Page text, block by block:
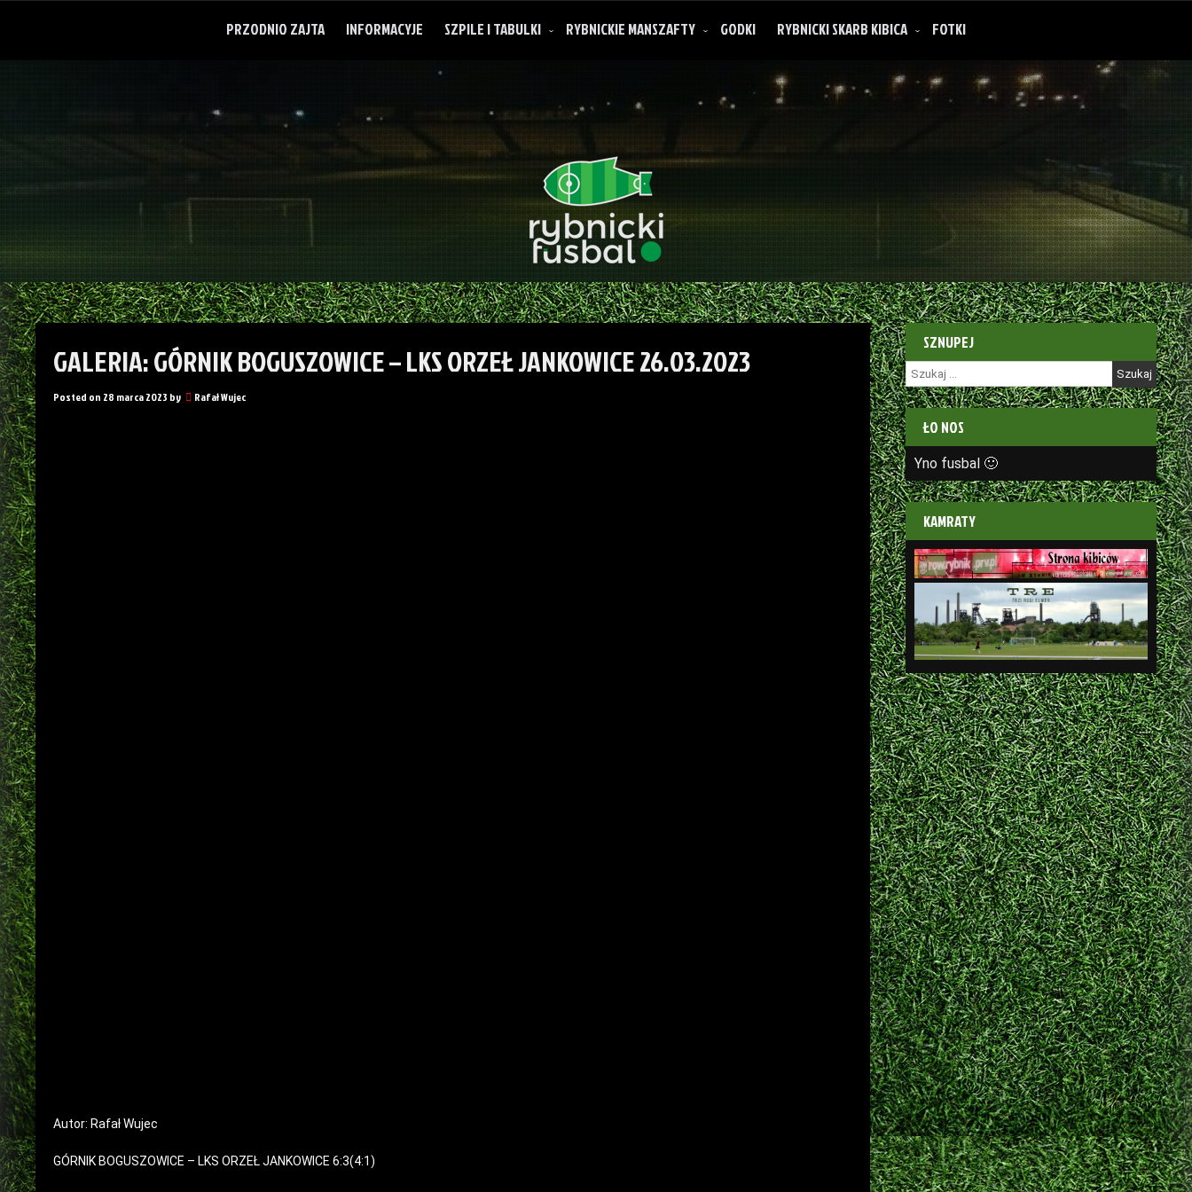
PRZODNIO ZAJTA INFORMACYJE SZPILE I TABULKI RYBNICKIE MANSZAFTY GODKI RYBNICKI SKARB KIBICA FOTKI
O rybnickich manszaftach
GALERIA: GÓRNIK BOGUSZOWICE – LKS ORZEŁ JANKOWICE 26.03.2023
Posted on 28 marca 2023 by Rafał Wujec
Autor: Rafał Wujec
GÓRNIK BOGUSZOWICE – LKS ORZEŁ JANKOWICE 6:3(4:1)
SZNUPEJ
Szukaj:
ŁO NOS
Yno fusbal 🙂
KAMRATY